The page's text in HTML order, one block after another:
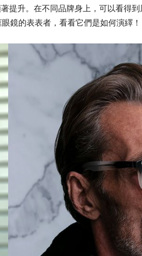
升。在不同品牌身上，可以看得到
鏡的表表者，看看它們是如何演繹！